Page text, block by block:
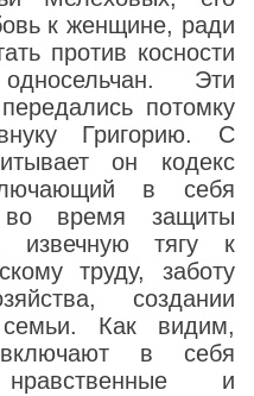
к женщине, ради
против косности
Эти
потомку
Григорию. С
он кодекс
в себя
во время защиты
извечную тягу к
труду, заботу
создании
Как видим,
в себя
нравственные и